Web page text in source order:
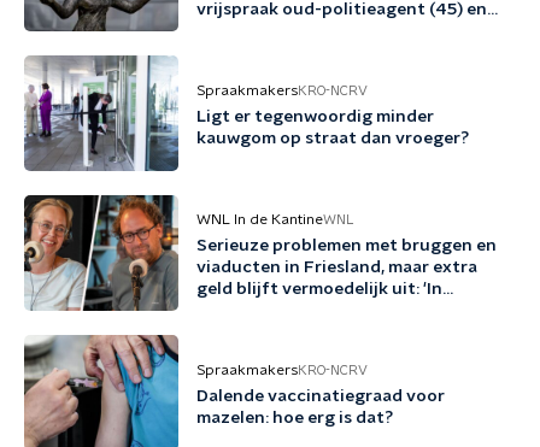
vrijspraak oud-politieagent (45) en
SpraakmakersKRO-NCRV
Ligt er tegenwoordig minder
kauwgom op straat dan vroeger?
WNL In de KantineWNL
Serieuze problemen met bruggen en
viaducten in Friesland, maar extra
geld blijft vermoedelijk uit: 'In
SpraakmakersKRO-NCRV
Dalende vaccinatiegraad voor
mazelen: hoe erg is dat?